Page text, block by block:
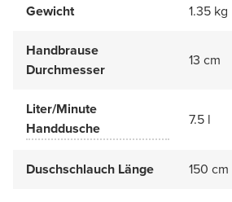
Gewicht 1.35 kg
Handbrause
Durchmesser
13 cm
Liter/Minute
Handdusche
7.5 l
Duschschlauch Länge 150 cm